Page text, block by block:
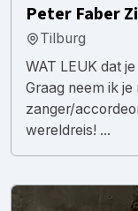
Peter Faber
Tilburg
WAT LEUK dat
Graag neem ik
zanger/
wereldreis! ...